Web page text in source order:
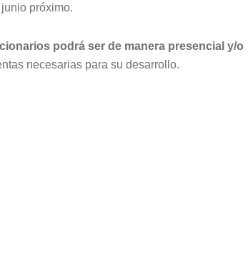
próximo.
podrá ser de manera presencial y/o
necesarias para su desarrollo.